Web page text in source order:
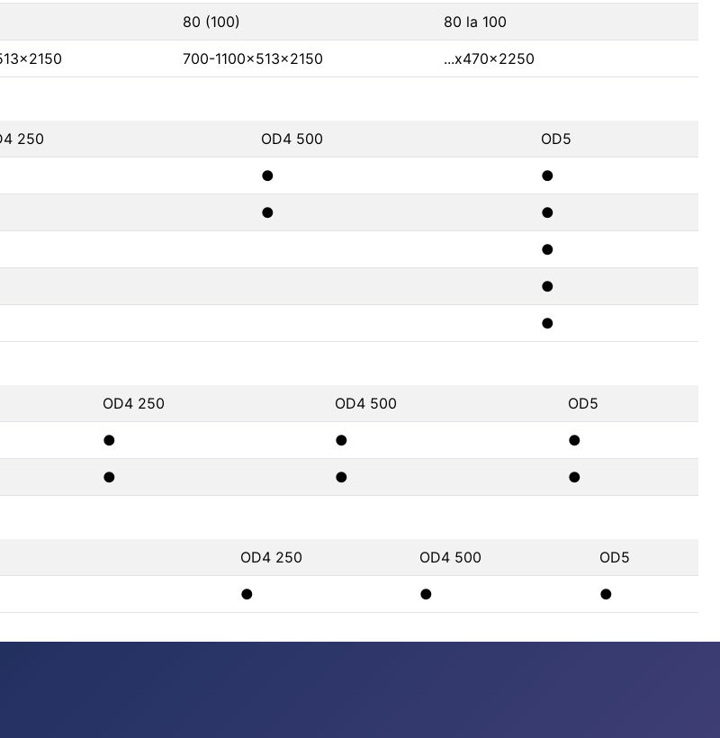
80 (100) 80 la 100
700-1100x513x2150 ...x470x2250
250 OD4 500 OD5
● ●
● ●
●
●
●
OD4 250 OD4 500 OD5
● ● ●
● ● ●
OD4 250 OD4 500 OD5
● ● ●